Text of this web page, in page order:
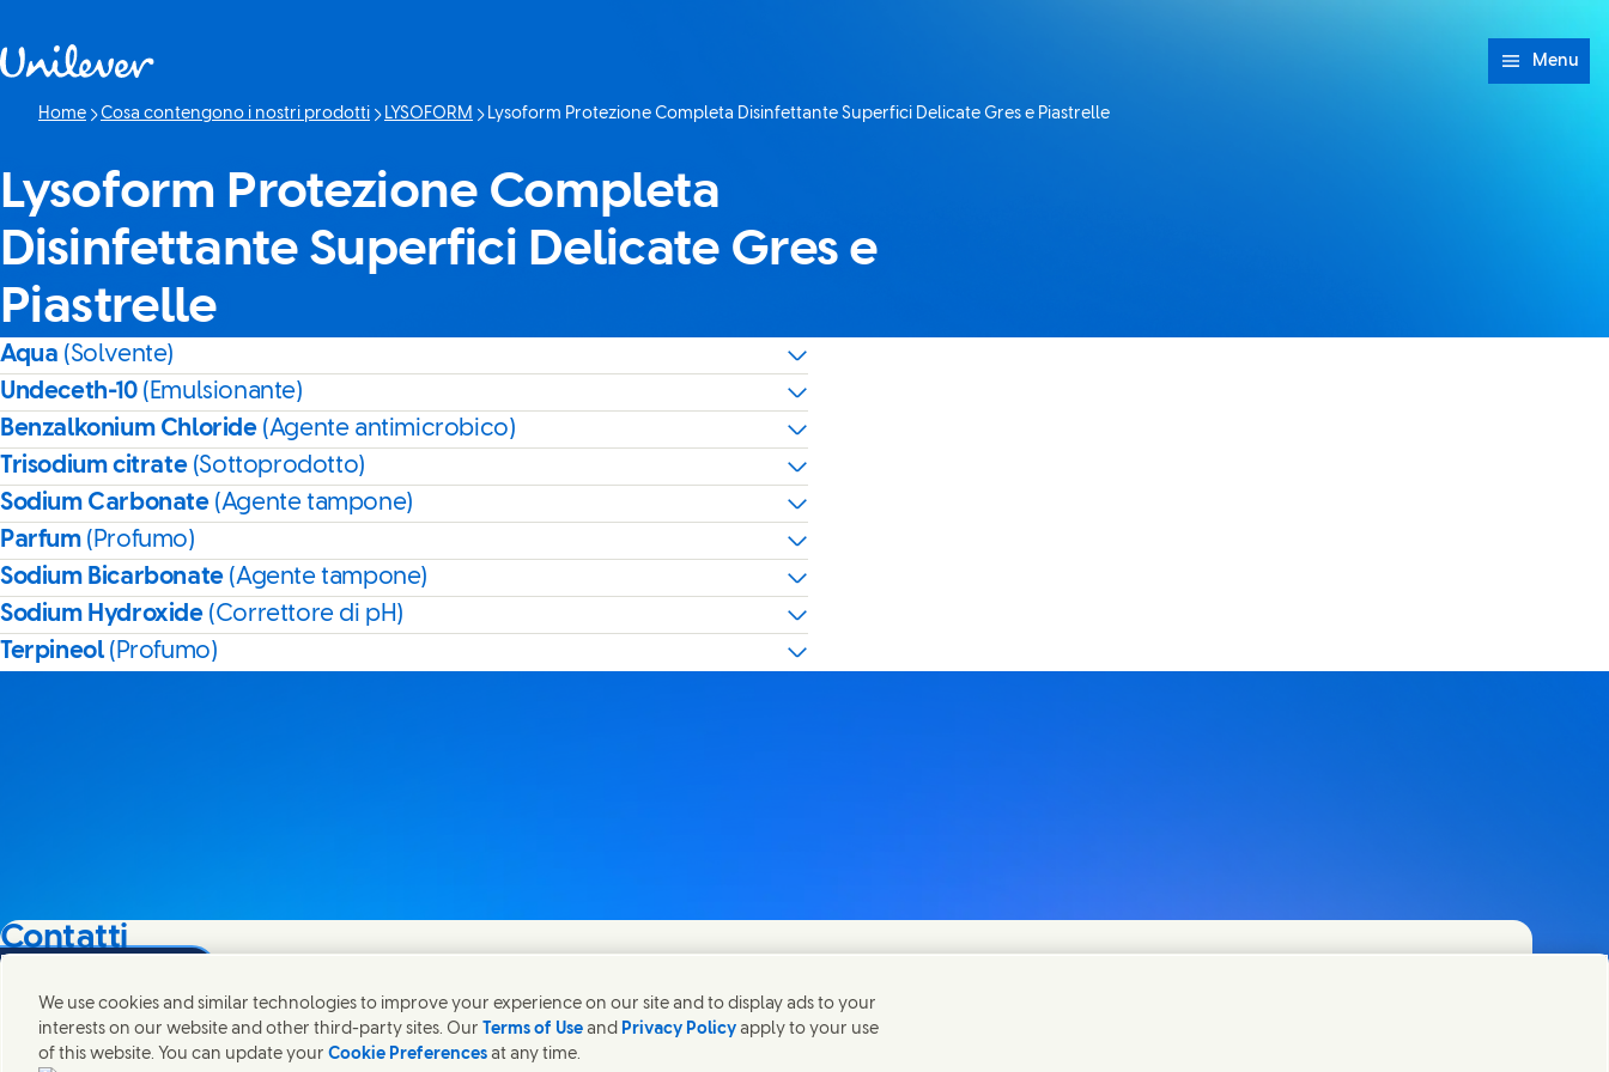
Menu
Home Cosa contengono i nostri prodotti LYSOFORM
Pagina corrente:
Lysoform Protezione Completa Disinfettante Superfici Delicate Gres e Piastrelle
Lysoform Protezione Completa
Disinfettante Superfici Delicate Gres e
Piastrelle
Aqua (Solvente)
Undeceth-10 (Emulsionante)
Benzalkonium Chloride (Agente antimicrobico)
Trisodium citrate (Sottoprodotto)
Sodium Carbonate (Agente tampone)
Parfum (Profumo)
Sodium Bicarbonate (Agente tampone)
Sodium Hydroxide (Correttore di pH)
Terpineol(Profumo)
Contatti
Mettiti in contatto con Unilever in tutto il mondo.
Contatti
We use cookies and similar technologies to improve your experience on our site and to display ads to your
interests on our website and other third-party sites. Our Terms of Use and Privacy Policy apply to your use
of this website. You can update your Cookie Preferences at any time.